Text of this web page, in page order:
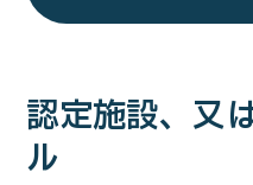
認定施設、又
ル